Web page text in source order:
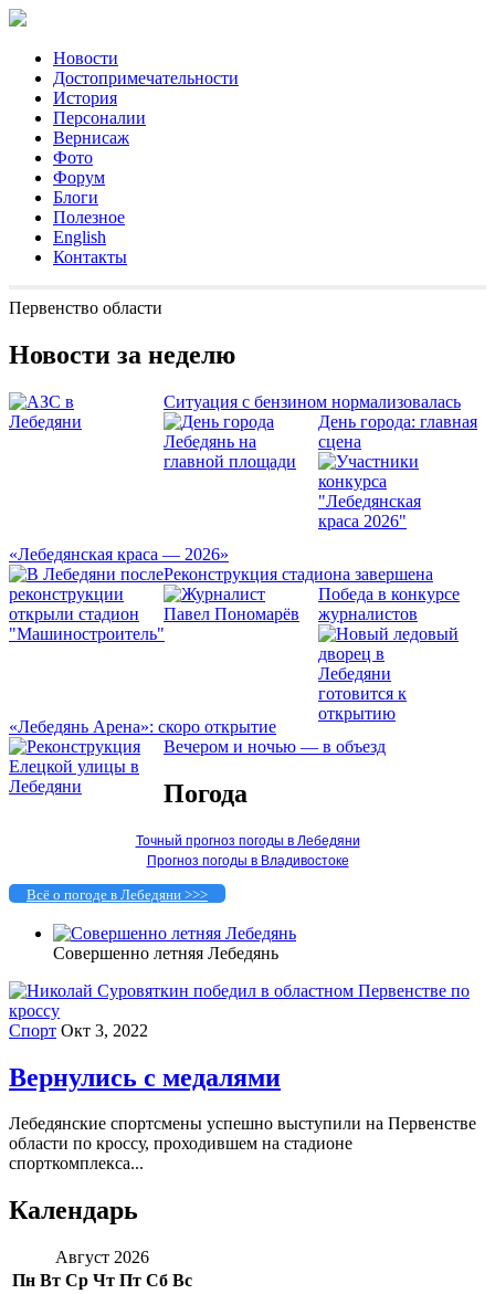
Новости
Достопримечательности
История
Персоналии
Вернисаж
Фото
Форум
Блоги
Полезное
English
Контакты
Первенство области
Новости за неделю
Ситуация с бензином нормализовалась
День города: главная
сцена
«Лебедянская краса — 2026»
Реконструкция стадиона завершена
Победа в конкурсе
журналистов
«Лебедянь Арена»: скоро открытие
Вечером и ночью — в объезд
Погода
Точный прогноз погоды в Лебедяни
Прогноз погоды в Владивостоке
Всё о погоде в Лебедяни >>>
Совершенно летняя Лебедянь
Спорт Окт 3, 2022
Вернулись с медалями
Лебедянские спортсмены успешно выступили на Первенстве
области по кроссу, проходившем на стадионе
спорткомплекса...
Календарь
Август 2026
Пн Вт Ср Чт Пт Сб Вс